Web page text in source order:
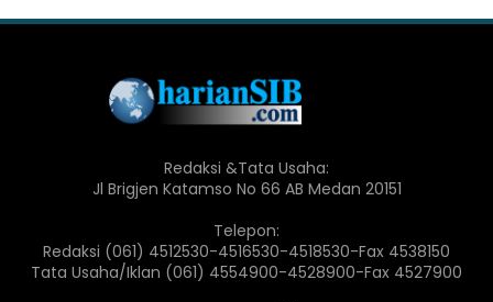
Redaksi &Tata Usaha:
Jl Brigjen Katamso No 66 AB Medan 20151
Telepon:
Redaksi (061) 4512530-4516530-4518530-Fax 4538150
Tata Usaha/Iklan (061) 4554900-4528900-Fax 4527900